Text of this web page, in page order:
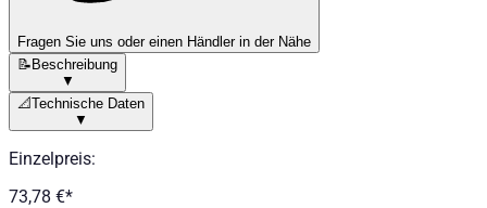
Nissan Navara (D40) Baujahr ab 2005 - 2015
Kategorien
Pick-up Zubehör
Seilwinden
Fragen Sie uns oder einen Händler in der Nähe
📝Beschreibung
▼
📐Technische Daten
▼
Einzelpreis:
73,78 €*